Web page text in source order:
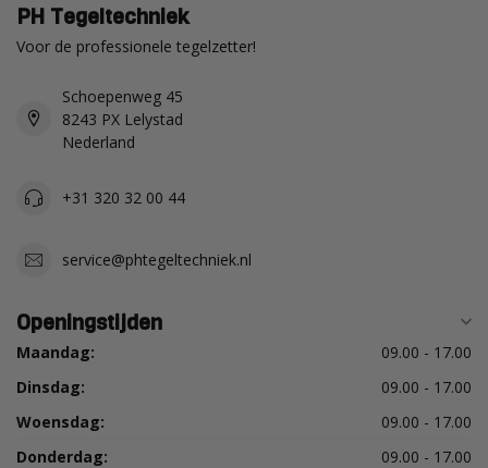
PH Tegeltechniek
Voor de professionele tegelzetter!
Schoepenweg 45
8243 PX Lelystad
Nederland
+31 320 32 00 44
service@phtegeltechniek.nl
Openingstijden
Maandag:
09.00 - 17.00
Dinsdag:
09.00 - 17.00
Woensdag:
09.00 - 17.00
Donderdag:
09.00 - 17.00